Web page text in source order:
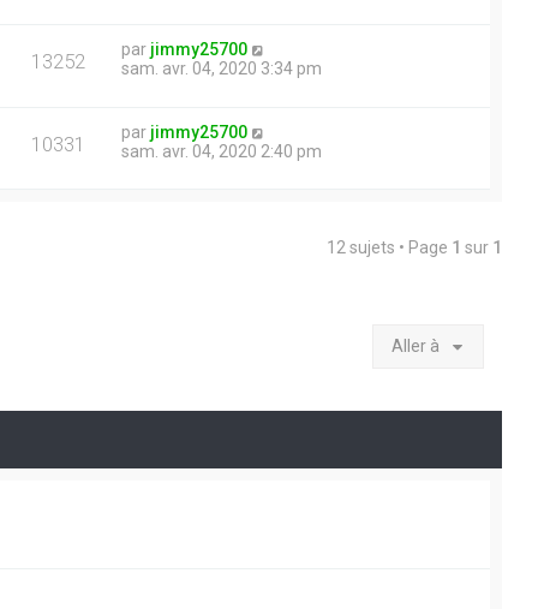
13252 par jimmy25700
sam. avr. 04, 2020 3:34 pm
10331 par jimmy25700
sam. avr. 04, 2020 2:40 pm
12 sujets • Page 1 sur 1
Aller à